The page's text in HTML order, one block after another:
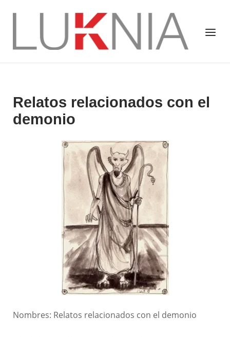
Menú
Relatos relacionados con el
demonio
Nombres: Relatos relacionados con el demonio